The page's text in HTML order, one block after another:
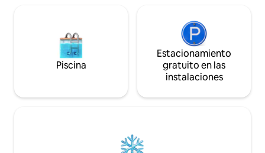
Piscina
Estacionamiento
gratuito en las
instalaciones